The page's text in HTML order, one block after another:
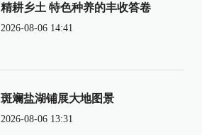
精耕乡土 特色种养的丰收答卷
2026-08-06 14:41
斑斓盐湖铺展大地图景
2026-08-06 13:31